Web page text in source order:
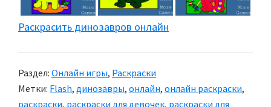
Раскрасить динозавров онлайн
Раздел: Онлайн игры, Раскраски
Метки: Flash, динозавры, онлайн, онлайн раскраски,
раскраски, раскраски для девочек, раскраски для